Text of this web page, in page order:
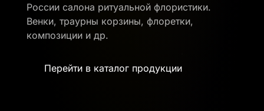
России салона ритуальной флористики.
Венки, траурны корзины, флоретки,
композиции и др.
Перейти в каталог продукции